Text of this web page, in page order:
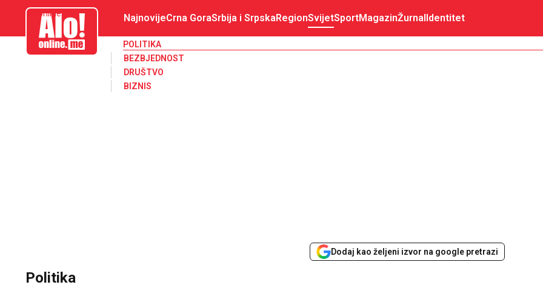
aloonline.me NajnovijeCrna GoraSrbija i SrpskaRegionSvijetSportMagazinŽurnalIdentitet
POLITIKA
BEZBJEDNOST
DRUŠTVO
BIZNIS
Dodaj kao željeni izvor na google pretrazi
Politika